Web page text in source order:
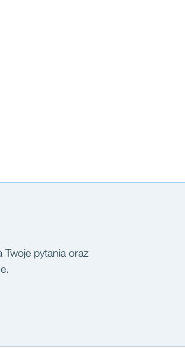
pytania oraz